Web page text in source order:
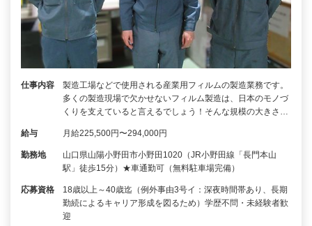
仕事内容
製造工場などで使用される産業用フィルムの製造業務です。
多くの製造現場で欠かせないフィルム製造は、日本のモノづ
くりを支えていると言えるでしょう！そんな規模の大きさ…
給与 月給225,500円〜294,000円
勤務地
山口県山陽小野田市小野田1020（JR小野田線「長門本山
駅」徒歩15分）★車通勤可（無料駐車場完備）
応募資格
18歳以上～40歳迄（例外事由3号イ：深夜時間帯あり、長期
勤続によるキャリア形成を図るため）学歴不問・未経験者歓
迎